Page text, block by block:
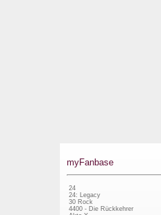
myFanbase
24
24: Legacy
30 Rock
4400 - Die Rückkehrer